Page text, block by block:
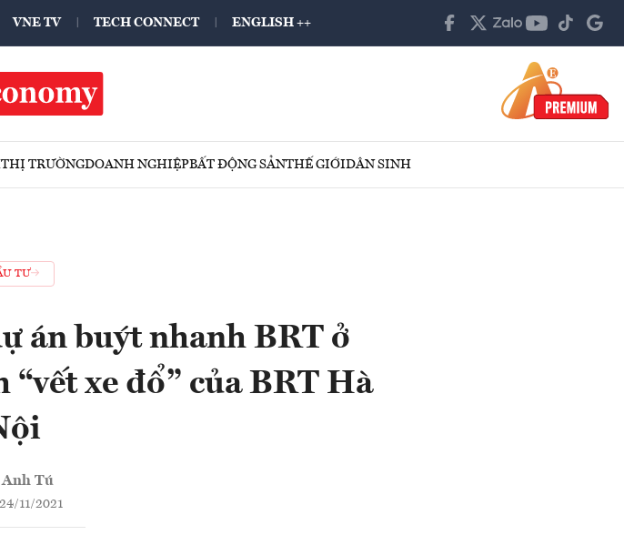
VNE TV TECH CONNECT ENGLISH ++
THỊ TRƯỜNGDOANH NGHIỆPBẤT ĐỘNG SẢNTHẾ GIỚIDÂN SINH
TƯ
án buýt nhanh BRT ở
xe đổ” của BRT Hà
Anh Tú
11/2021